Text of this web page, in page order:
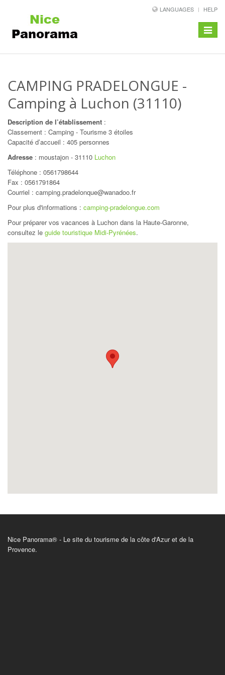
LANGUAGES HELP
Toggle
CAMPING PRADELONGUE -
Camping à Luchon (31110)
Description de l’établissement :
Classement : Camping - Tourisme 3 étoiles
Capacité d’accueil : 405 personnes
Adresse : moustajon - 31110 Luchon
Téléphone : 0561798644
Fax : 0561791864
Courriel : camping.pradelonque@wanadoo.fr
Pour plus d'informations : camping-pradelongue.com
Pour préparer vos vacances à Luchon dans la Haute-Garonne,
consultez le guide touristique Midi-Pyrénées.
Nice Panorama® - Le site du tourisme de la côte d'Azur et de la
Provence.